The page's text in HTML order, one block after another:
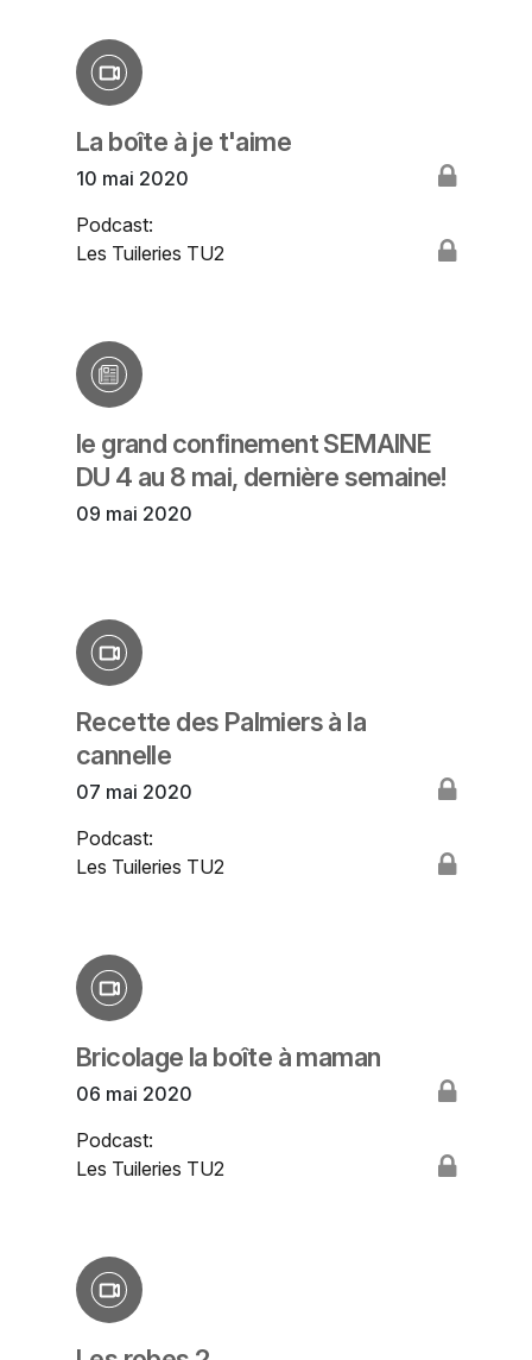
La boîte à je t'aime
10 mai 2020
Podcast:
Les Tuileries TU2
le grand confinement SEMAINE
DU 4 au 8 mai, dernière semaine!
09 mai 2020
Recette des Palmiers à la
cannelle
07 mai 2020
Podcast:
Les Tuileries TU2
Bricolage la boîte à maman
06 mai 2020
Podcast:
Les Tuileries TU2